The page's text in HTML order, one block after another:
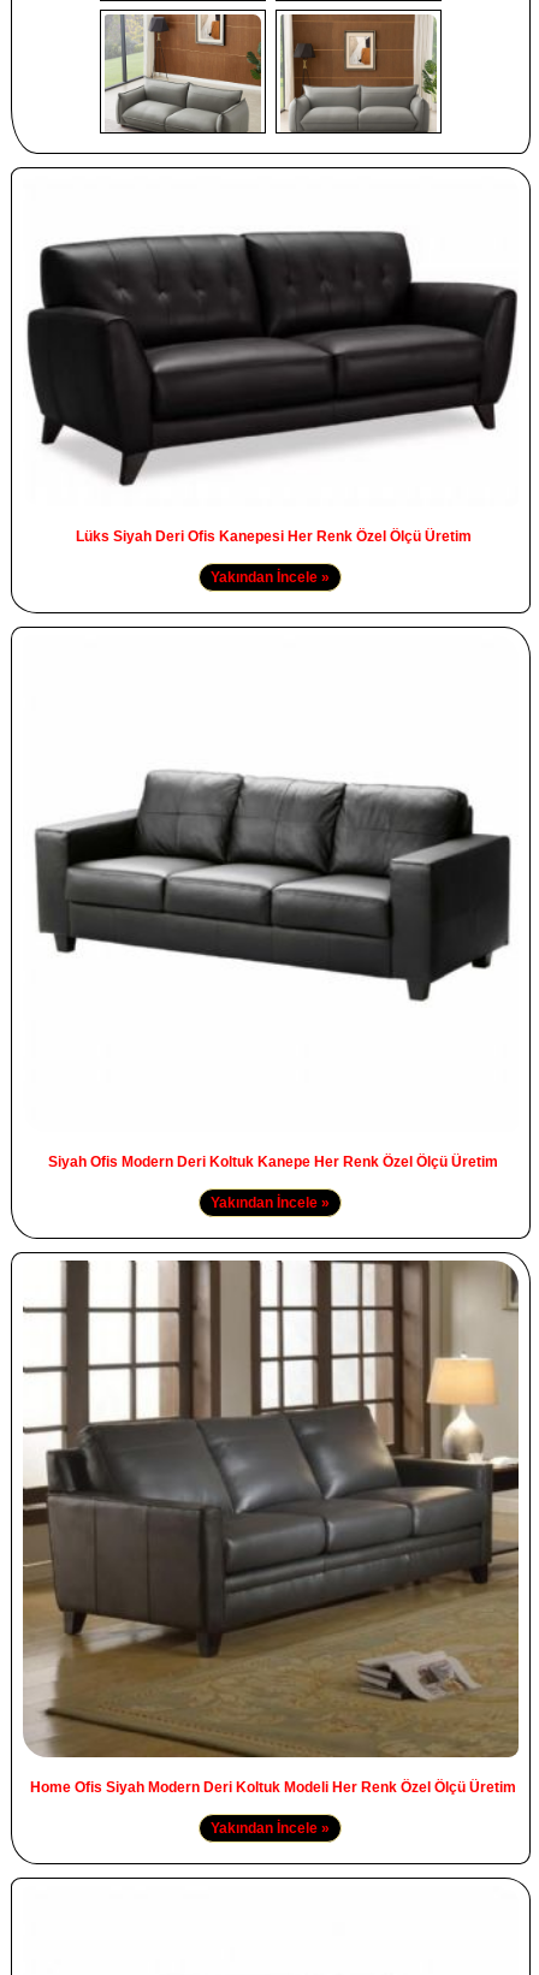
Lüks Siyah Deri Ofis Kanepesi Her Renk Özel Ölçü Üretim
Yakından İncele »
Siyah Ofis Modern Deri Koltuk Kanepe Her Renk Özel Ölçü Üretim
Yakından İncele »
Home Ofis Siyah Modern Deri Koltuk Modeli Her Renk Özel Ölçü Üretim
Yakından İncele »